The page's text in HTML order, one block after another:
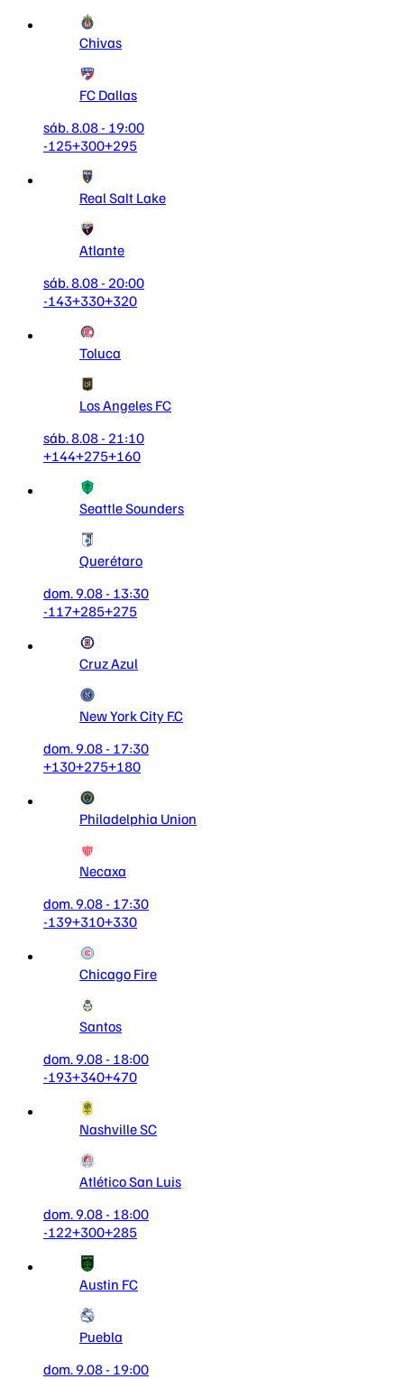
Chivas
FC Dallas
sáb. 8.08 - 19:00
-125+300+295
Real Salt Lake
Atlante
sáb. 8.08 - 20:00
-143+330+320
Toluca
Los Angeles FC
sáb. 8.08 - 21:10
+144+275+160
Seattle Sounders
Querétaro
dom. 9.08 - 13:30
-117+285+275
Cruz Azul
New York City F.C
dom. 9.08 - 17:30
+130+275+180
Philadelphia Union
Necaxa
dom. 9.08 - 17:30
-139+310+330
Chicago Fire
Santos
dom. 9.08 - 18:00
-193+340+470
Nashville SC
Atlético San Luis
dom. 9.08 - 18:00
-122+300+285
Austin FC
Puebla
dom. 9.08 - 19:00